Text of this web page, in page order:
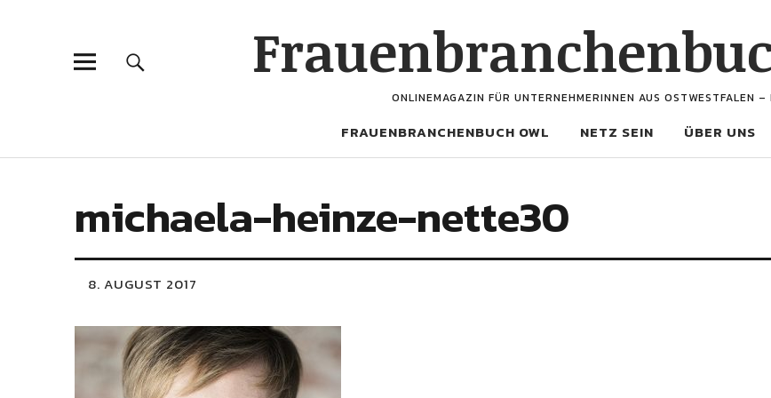
ONLINEMAGAZIN FÜR UNTERNEHMERINNEN AUS OSTWESTFALEN –
FRAUENBRANCHENBUCH OWL NETZ SEIN ÜBER UNS
michaela-heinze-nette30
8. AUGUST 2017